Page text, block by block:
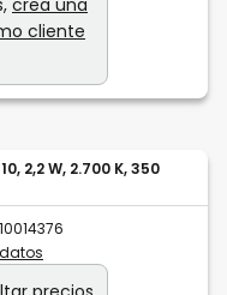
cliente
2,2 W, 2.700 K, 350
10014376